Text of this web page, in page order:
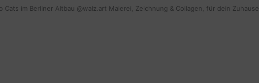
Cats im Berliner Altbau @walz.art Malerei, Zeichnung & Collagen, für dein Zuhause